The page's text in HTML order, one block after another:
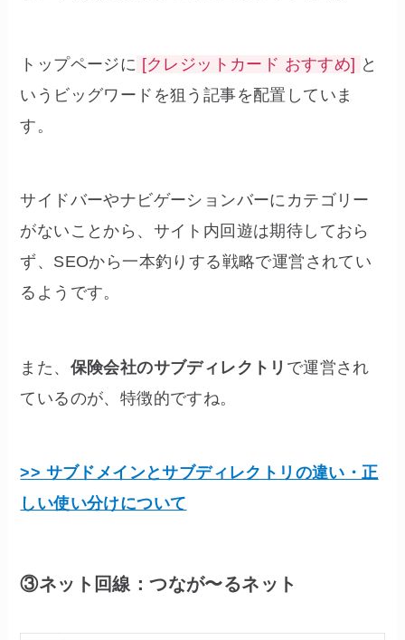
トップページに [クレジットカード おすすめ] と
いうビッグワードを狙う記事を配置していま
す。
サイドバーやナビゲーションバーにカテゴリー
がないことから、サイト内回遊は期待しておら
ず、SEOから一本釣りする戦略で運営されてい
るようです。
また、 保険会社のサブディレクトリ で運営され
ているのが、特徴的ですね。
>> サブドメインとサブディレクトリの違い・正
しい使い分けについて
③ネット回線：つなが〜るネット